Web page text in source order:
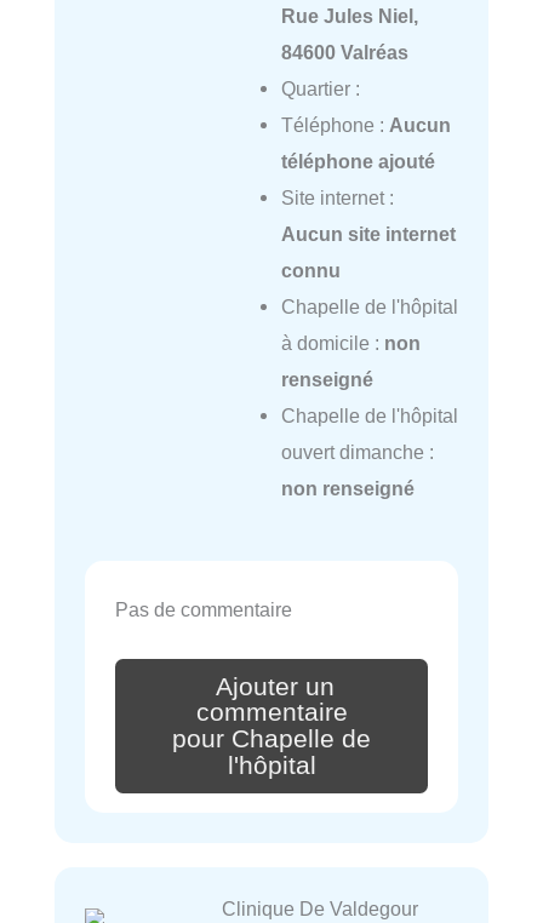
Rue Jules Niel,
84600 Valréas
Quartier :
Téléphone : Aucun
téléphone ajouté
Site internet :
Aucun site internet
connu
Chapelle de l'hôpital
à domicile : non
renseigné
Chapelle de l'hôpital
ouvert dimanche :
non renseigné
Pas de commentaire
Ajouter un
commentaire
pour Chapelle de
l'hôpital
Clinique De Valdegour